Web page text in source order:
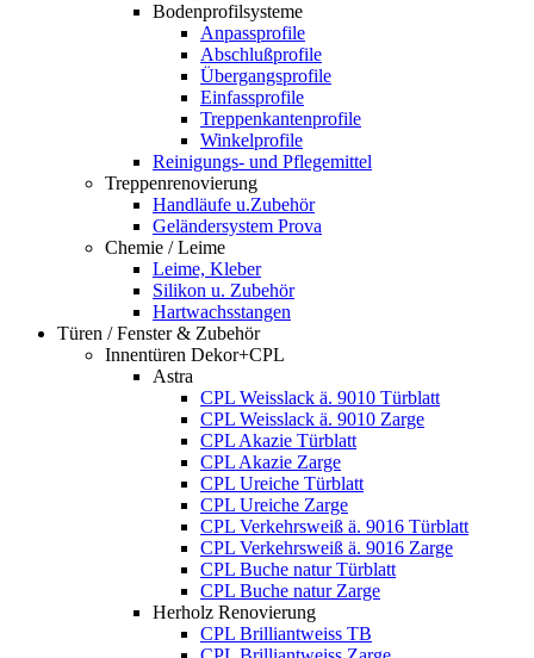
Bodenprofilsysteme
Anpassprofile
Abschlußprofile
Übergangsprofile
Einfassprofile
Treppenkantenprofile
Winkelprofile
Reinigungs- und Pflegemittel
Treppenrenovierung
Handläufe u.Zubehör
Geländersystem Prova
Chemie / Leime
Leime, Kleber
Silikon u. Zubehör
Hartwachsstangen
Türen / Fenster & Zubehör
Innentüren Dekor+CPL
Astra
CPL Weisslack ä. 9010 Türblatt
CPL Weisslack ä. 9010 Zarge
CPL Akazie Türblatt
CPL Akazie Zarge
CPL Ureiche Türblatt
CPL Ureiche Zarge
CPL Verkehrsweiß ä. 9016 Türblatt
CPL Verkehrsweiß ä. 9016 Zarge
CPL Buche natur Türblatt
CPL Buche natur Zarge
Herholz Renovierung
CPL Brilliantweiss TB